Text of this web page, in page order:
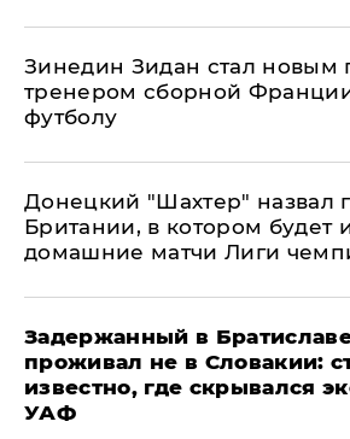
Зинедин Зидан стал новым
тренером сборной
футболу
Донецкий "Шахтер" назвал
Британии, в котором будет
домашние матчи Лиги
Задержанный в
проживал не в Словакии:
известно, где скрывался
УАФ